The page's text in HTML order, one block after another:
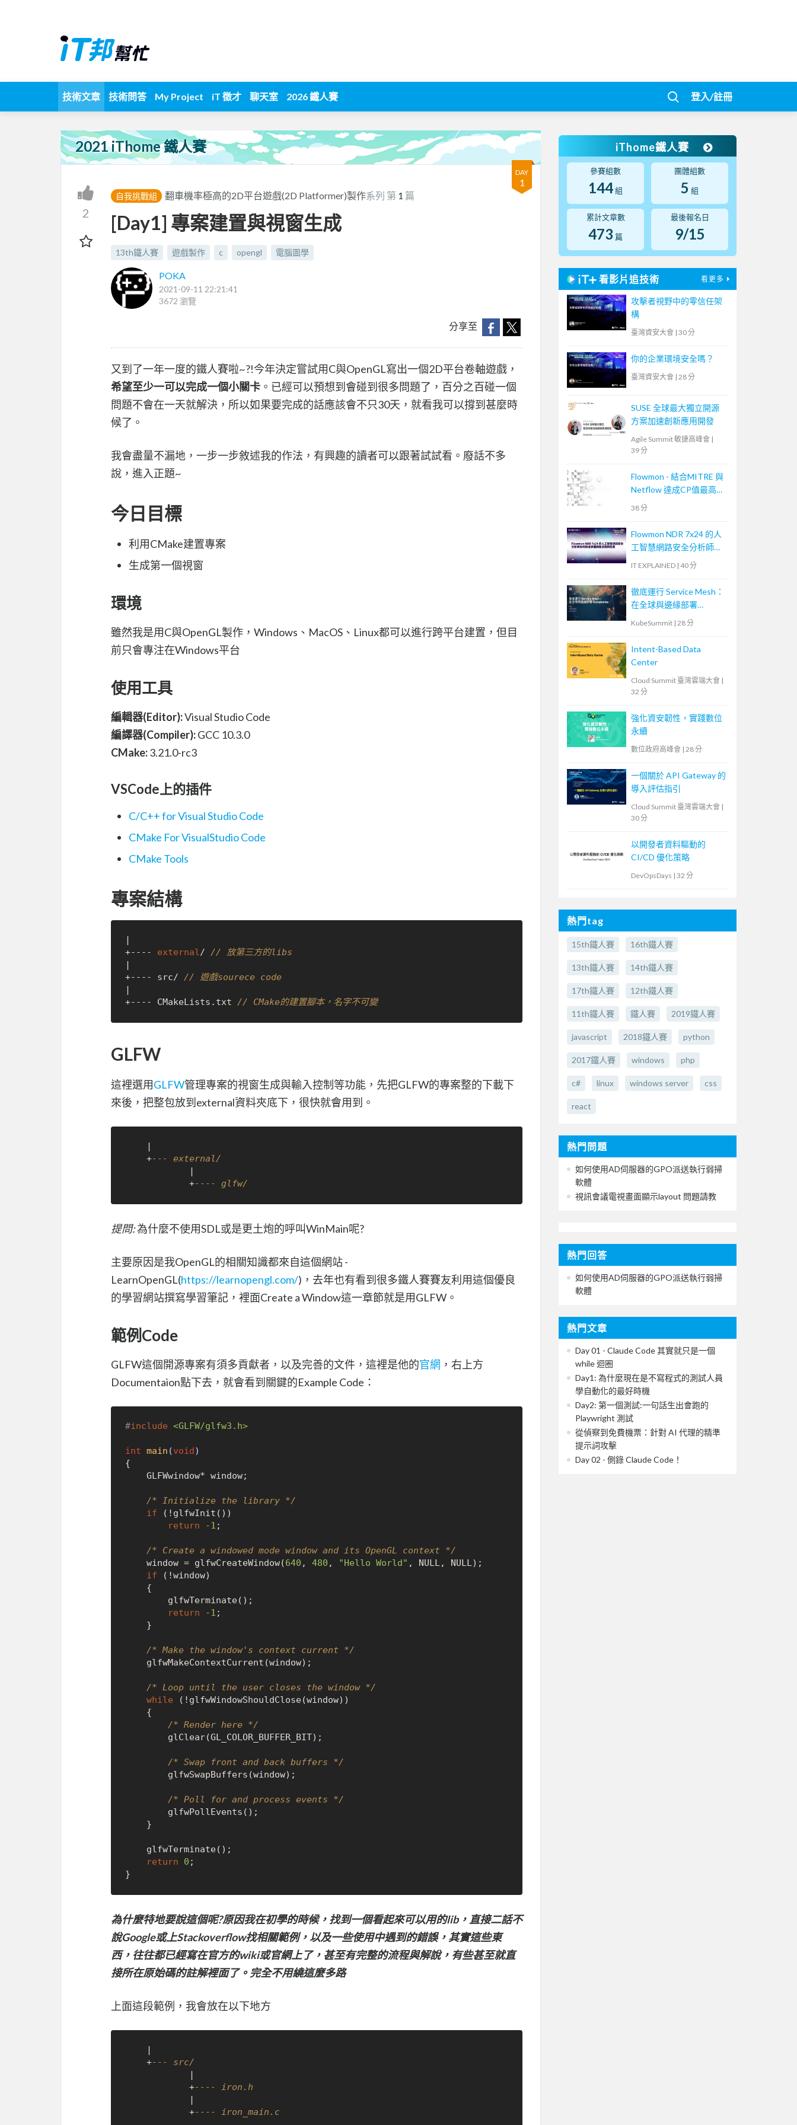
技術文章 技術問答 My Project iT 徵才 聊天室 2026 鐵人賽 登入/註冊
2021 iThome 鐵人賽
DAY
1
2
自我挑戰組 翻車機率極高的2D平台遊戲(2D Platformer)製作系列 第 1 篇
[Day1] 專案建置與視窗生成
13th鐵人賽 遊戲製作 c opengl 電腦圖學
POKA
2021-09-11 22:21:41
3672 瀏覽
分享至
又到了一年一度的鐵人賽啦~?!今年決定嘗試用C與OpenGL寫出一個2D平台卷軸遊戲，
希望至少一可以完成一個小關卡 。已經可以預想到會碰到很多問題了，百分之百碰一個
問題不會在一天就解決，所以如果要完成的話應該會不只30天，就看我可以撐到甚麼時
候了。
我會盡量不漏地，一步一步敘述我的作法，有興趣的讀者可以跟著試試看。廢話不多
說，進入正題~
今日目標
利用CMake建置專案
生成第一個視窗
環境
雖然我是用C與OpenGL製作，Windows、MacOS、Linux都可以進行跨平台建置，但目
前只會專注在Windows平台
使用工具
編輯器(Editor):Visual Studio Code
編譯器(Compiler):GCC 10.3.0
CMake:3.21.0-rc3
VSCode上的插件
C/C++ for Visual Studio Code
CMake For VisualStudio Code
CMake Tools
專案結構
|
+---- external/ // 放第三方的libs
|
+---- src/ // 遊戲sourece code
|
+---- CMakeLists.txt // CMake的建置腳本，名字不可變
GLFW
這裡選用GLFW管理專案的視窗生成與輸入控制等功能，先把GLFW的專案整的下載下
來後，把整包放到external資料夾底下，很快就會用到。
    +
--- external/
            +
---- glfw/
提問:為什麼不使用SDL或是更土炮的呼叫WinMain呢?
主要原因是我OpenGL的相關知識都來自這個網站 -
LearnOpenGL(https://learnopengl.com/)，去年也有看到很多鐵人賽賽友利用這個優良
的學習網站撰寫學習筆記，裡面Create a Window這一章節就是用GLFW。
範例Code
GLFW這個開源專案有須多貢獻者，以及完善的文件，這裡是他的官網 ，右上方
Documentaion點下去，就會看到關鍵的Example Code：
#include <GLFW/glfw3.h>
int main (void)
{
/* Initialize the library */
if (!glfwInit())
return
-1 ;
/* Create a windowed mode window and its OpenGL context */
    window = glfwCreateWindow(
640 , 480 , "Hello World" , NULL, NULL);
if (!window)
return
-1 ;
/* Make the window's context current */
/* Loop until the user closes the window */
while (!glfwWindowShouldClose(window))
/* Render here */
/* Swap front and back buffers */
/* Poll for and process events */
return
0 ;
為什麼特地要說這個呢?原因我在初學的時候，找到一個看起來可以用的lib，直接二話不
說Google或上Stackoverflow找相關範例，以及一些使用中遇到的錯誤，其實這些東
西，往往都已經寫在官方的wiki或官網上了，甚至有完整的流程與解說，有些甚至就直
接所在原始碼的註解裡面了。完全不用繞這麼多路
上面這段範例，我會放在以下地方
    +
--- src/
            +
---- iron.h
            +
---- iron_main.c
iThome鐵人賽
參賽組數
144組
團體組數
5 組
累計文章數
473 篇
最後報名日
9/15
看影片追技術 看更多
攻擊者視野中的零信任架
構
臺灣資安大會 | 30 分
你的企業環境安全嗎？
臺灣資安大會 | 28 分
SUSE 全球最大獨立開源
方案加速創新應用開發
Agile Summit 敏捷高峰會 |
39 分
Flowmon - 結合MITRE 與
Netflow 達成CP值最高的
資安事件應變手段
38 分
Flowmon NDR 7x24 的人
工智慧網路安全分析師如
何快速掌握網路偵測與回
IT EXPLAINED | 40 分
徹底運行 Service Mesh：
在全球與邊緣部署
KubeSummit | 28 分
Intent-Based Data
Center
Cloud Summit 臺灣雲端大會 |
32 分
強化資安韌性，實踐數位
永續
數位政府高峰會 | 28 分
一個關於 API Gateway 的
導入評估指引
Cloud Summit 臺灣雲端大會 |
30 分
以開發者資料驅動的
CI/CD 優化策略
DevOpsDays | 32 分
熱門tag
15th鐵人賽 16th鐵人賽
13th鐵人賽 14th鐵人賽
17th鐵人賽 12th鐵人賽
11th鐵人賽 鐵人賽 2019鐵人賽
javascript 2018鐵人賽 python
2017鐵人賽 windows php
c# linux windows server css
react
熱門問題
如何使用AD伺服器的GPO派送執行弱掃
軟體
視訊會議電視畫面顯示layout 問題請教
熱門回答
如何使用AD伺服器的GPO派送執行弱掃
軟體
熱門文章
Day 01 - Claude Code 其實就只是一個
while 迴圈
Day1: 為什麼現在是不寫程式的測試人員
學自動化的最好時機
Day2: 第一個測試:一句話生出會跑的
Playwright 測試
從偵察到免費機票：針對 AI 代理的精準
提示詞攻擊
Day 02 - 側錄 Claude Code！